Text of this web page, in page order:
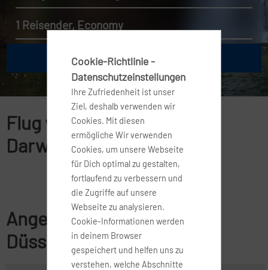
1 Reisender, Economy
Flug von Düsseldorf nach
Darwin
Angebote für Flüge von
Düsseldorf nach Darwin
Cookie-Richtlinie -
Datenschutzeinstellungen
Ihre Zufriedenheit ist unser
Ziel, deshalb verwenden wir
Cookies. Mit diesen
ermögliche Wir verwenden
Cookies, um unsere Webseite
für Dich optimal zu gestalten,
fortlaufend zu verbessern und
die Zugriffe auf unsere
Webseite zu analysieren.
Cookie-Informationen werden
in deinem Browser
gespeichert und helfen uns zu
verstehen, welche Abschnitte